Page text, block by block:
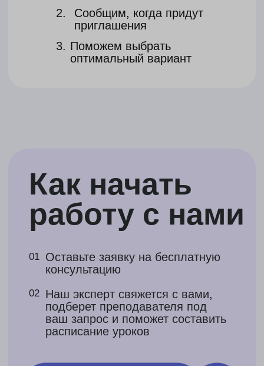
Всё что входит в вариант №4
Стоимость всех переводов и
заверений включена в пакет услуг
и заверение документов
платеж делится на части
541 900 ₽
596 000 ₽